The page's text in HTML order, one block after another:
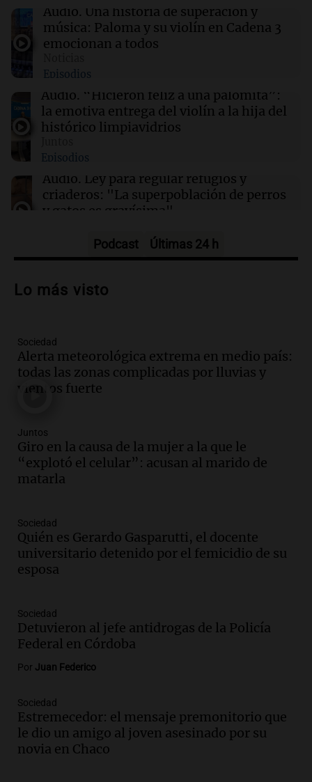
12:11 Clima
Clima en Rosario: cómo seguirá el tiempo este
jueves 6 de agosto
12:06 Clima
Clima en CABA: cómo seguirá el tiempo este
jueves 6 de agosto
Clima en Córdoba: cómo seguirá el tiempo
este jueves 6 de agosto
Audio. Una historia de superación y
música: Paloma y su violín en Cadena 3
emocionan a todos
Episodios
Audio. “Hicieron feliz a una palomita”:
la emotiva entrega del violín a la hija del
histórico limpiavidrios
Episodios
Audio. Ley para regular refugios y
criaderos: "La superpoblación de perros
y gatos es gravísima"
Audio.El 79% de empleados se
a represalias laborales
Audio.
conmovedora historia de "El Duende" y
su hija violinista
La Mesa de Café
Audio.
Córdoba homenajeó a León XIV con una
pizza esculpida con su rostro
Radioinforme 3
Estudio Urbano: recorrerá los barrios de
Córdoba
Juntos
Episodios
coberturas y presentó un nuevo estudio
urbano móvil
Juntos
familiares mantienen vivo el reclamo de
memoria y justicia
Noticias Rosario
Episodios
Podcast Últimas 24 h
Lo más visto
Sociedad
Alerta meteorológica extrema en medio país:
todas las zonas complicadas por lluvias y
vientos fuerte
Juntos
Giro en la causa de la mujer a la que le
“explotó el celular”: acusan al marido de
matarla
Sociedad
Quién es Gerardo Gasparutti, el docente
universitario detenido por el femicidio de su
esposa
Sociedad
Detuvieron al jefe antidrogas de la Policía
Federal en Córdoba
Por Juan Federico
Sociedad
Estremecedor: el mensaje premonitorio que
le dio un amigo al joven asesinado por su
novia en Chaco